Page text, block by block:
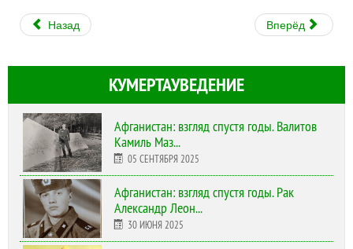
Назад Вперёд
КУМЕРТАУВЕДЕНИЕ
Афганистан: взгляд спустя годы. Валитов
Камиль Маз...
05 СЕНТЯБРЯ 2025
Афганистан: взгляд спустя годы. Рак
Александр Леон...
30 ИЮНЯ 2025